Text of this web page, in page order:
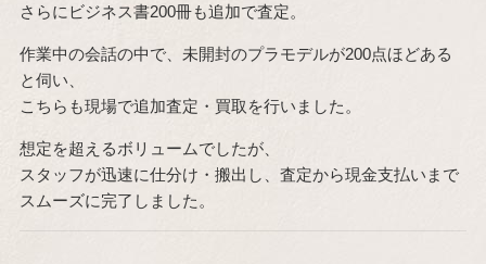
さらにビジネス書200冊も追加で査定。
作業中の会話の中で、未開封のプラモデルが200点ほどある
と伺い、
こちらも現場で追加査定・買取を行いました。
想定を超えるボリュームでしたが、
スタッフが迅速に仕分け・搬出し、査定から現金支払いまで
スムーズに完了しました。